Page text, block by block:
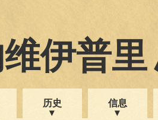
伊普里
历史 信息